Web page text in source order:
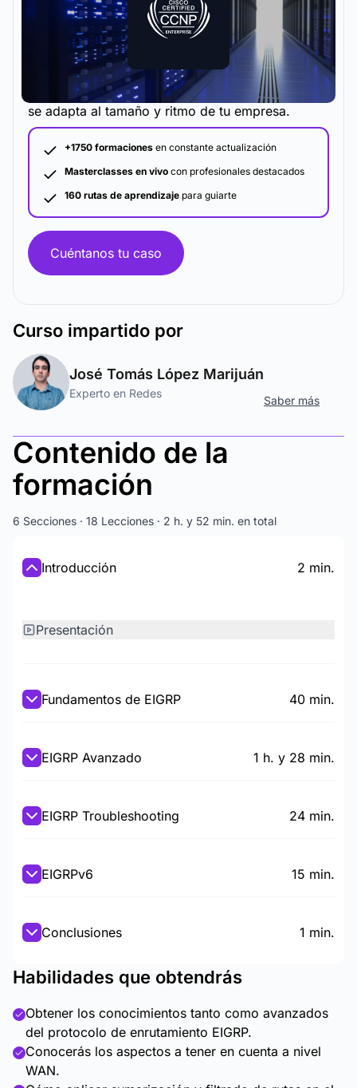
La metodología y plataforma de formación que
se adapta al tamaño y ritmo de tu empresa.
+1750 formaciones en constante actualización
Masterclasses en vivo con profesionales destacados
160 rutas de aprendizaje para guiarte
Cuéntanos tu caso
Curso impartido por
José Tomás López Marijuán
Experto en Redes
Saber más
Contenido de la
formación
6 Secciones · 18 Lecciones · 2 h. y 52 min. en total
Introducción 2 min.
Presentación
Fundamentos de EIGRP 40 min.
EIGRP Avanzado 1 h. y 28 min.
EIGRP Troubleshooting 24 min.
EIGRPv6 15 min.
Conclusiones 1 min.
Habilidades que obtendrás
Obtener los conocimientos tanto como avanzados
del protocolo de enrutamiento EIGRP.
Conocerás los aspectos a tener en cuenta a nivel
WAN.